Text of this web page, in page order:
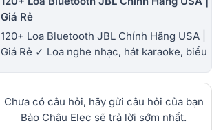
Giá Rẻ
120+ Loa Bluetooth JBL Chính Hãng USA |
Giá Rẻ ✓ Loa nghe nhạc, hát karaoke, biểu
Giảm giá đến 29% ✓BH 12 tháng
Chưa có câu hỏi, hãy gửi câu hỏi của bạn
Bảo Châu Elec sẽ trả lời sớm nhất.